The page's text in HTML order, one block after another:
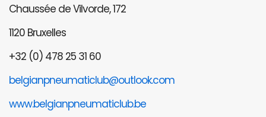
Chaussée de Vilvorde, 172
1120 Bruxelles
+32 (0) 478 25 31 60
belgianpneumaticlub@outlook.com
www.belgianpneumaticlub.be